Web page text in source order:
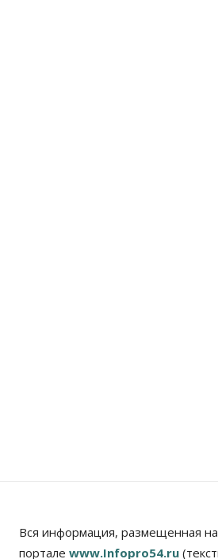
Вся информация, размещенная
портале www.Infopro54.ru